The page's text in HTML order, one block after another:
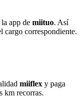
app de miituo. Así
cargo correspondiente.
miiflex y paga
km recorras.